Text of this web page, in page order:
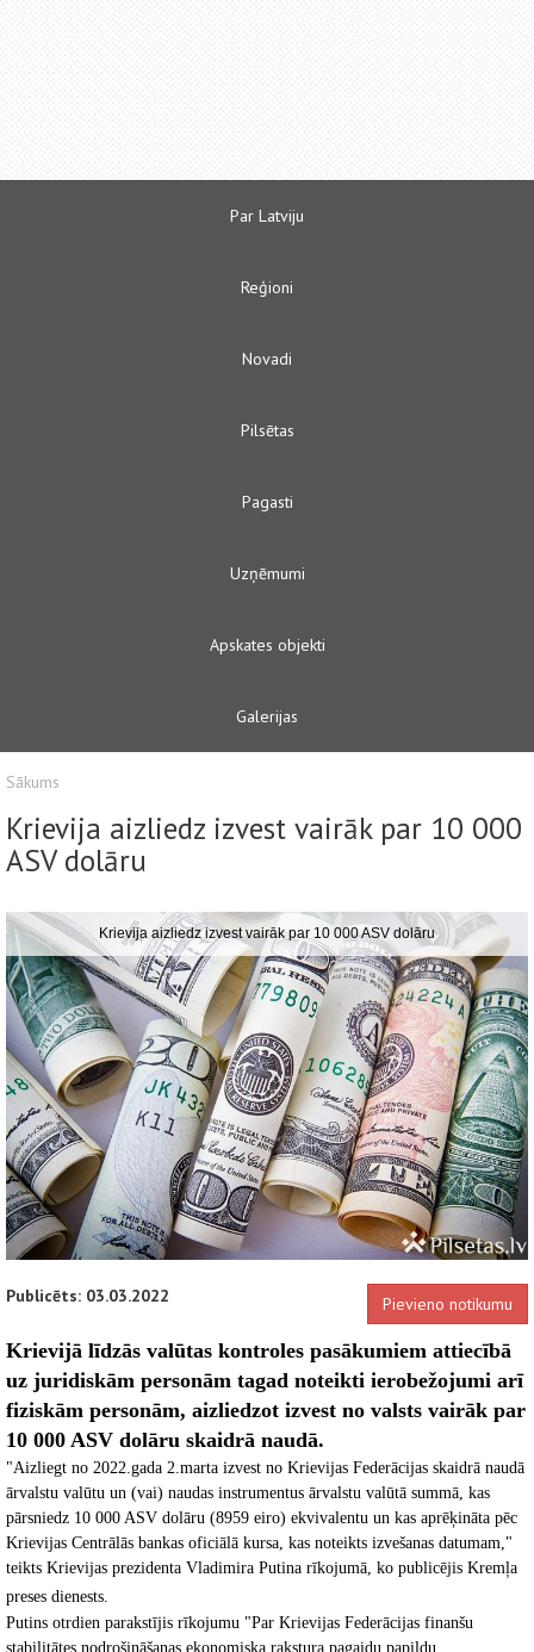
Par Latviju
Reģioni
Novadi
Pilsētas
Pagasti
Uzņēmumi
Apskates objekti
Galerijas
Sākums
Krievija aizliedz izvest vairāk par 10 000
ASV dolāru
Krievija aizliedz izvest vairāk par 10 000 ASV dolāru
Publicēts: 03.03.2022 Pievieno notikumu
Krievijā līdzās valūtas kontroles pasākumiem attiecībā
uz juridiskām personām tagad noteikti ierobežojumi arī
fiziskām personām, aizliedzot izvest no valsts vairāk par
10 000 ASV dolāru skaidrā naudā.
"Aizliegt no 2022.gada 2.marta izvest no Krievijas Federācijas skaidrā naudā
ārvalstu valūtu un (vai) naudas instrumentus ārvalstu valūtā summā, kas
pārsniedz 10 000 ASV dolāru (8959 eiro) ekvivalentu un kas aprēķināta pēc
Krievijas Centrālās bankas oficiālā kursa, kas noteikts izvešanas datumam,"
teikts Krievijas prezidenta Vladimira Putina rīkojumā, ko publicējis Kremļa
preses dienests.
Putins otrdien parakstījis rīkojumu "Par Krievijas Federācijas finanšu
stabilitātes nodrošināšanas ekonomiska rakstura pagaidu papildu